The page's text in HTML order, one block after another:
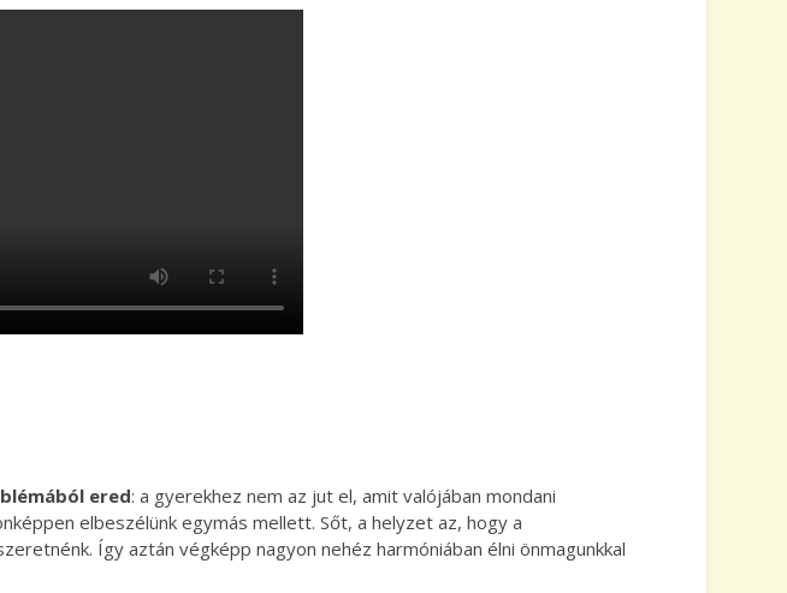
ered: a gyerekhez nem az jut el, amit valójában mondani
elbeszélünk egymás mellett. Sőt, a helyzet az, hogy a
Így aztán végképp nagyon nehéz harmóniában élni önmagunkkal